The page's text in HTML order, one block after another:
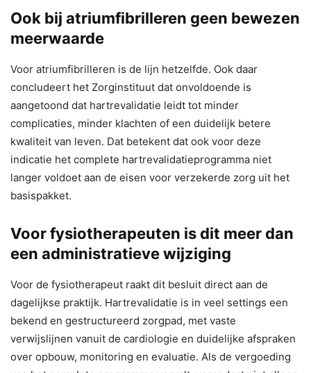
Ook bij atriumfibrilleren geen bewezen
meerwaarde
Voor atriumfibrilleren is de lijn hetzelfde. Ook daar
concludeert het Zorginstituut dat onvoldoende is
aangetoond dat hartrevalidatie leidt tot minder
complicaties, minder klachten of een duidelijk betere
kwaliteit van leven. Dat betekent dat ook voor deze
indicatie het complete hartrevalidatieprogramma niet
langer voldoet aan de eisen voor verzekerde zorg uit het
basispakket.
Voor fysiotherapeuten is dit meer dan
een administratieve wijziging
Voor de fysiotherapeut raakt dit besluit direct aan de
dagelijkse praktijk. Hartrevalidatie is in veel settings een
bekend en gestructureerd zorgpad, met vaste
verwijslijnen vanuit de cardiologie en duidelijke afspraken
over opbouw, monitoring en evaluatie. Als de vergoeding